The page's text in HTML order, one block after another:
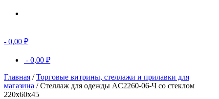
- 0,00 ₽
- 0,00 ₽
Главная /Торговые витрины, стеллажи и прилавки для
магазина / Стеллаж для одежды AС2260-06-Ч со стеклом
220х60х45